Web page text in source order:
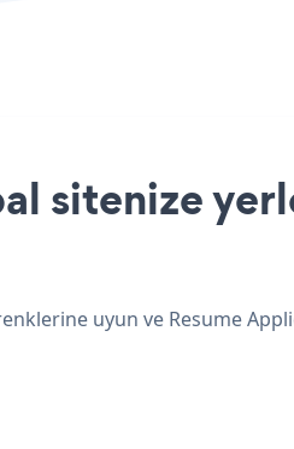
sitenize
uyun ve Resume